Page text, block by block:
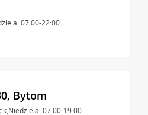
07:00-22:00
Bytom
07:00-19:00